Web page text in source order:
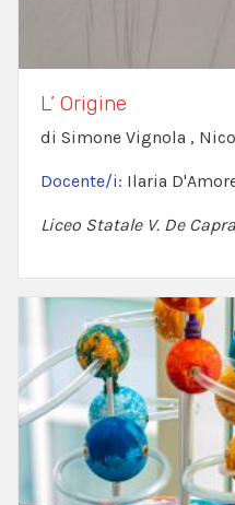
L’ Origine
di Simone Vignola ,
Docente/i: Ilaria
Liceo Statale V. De